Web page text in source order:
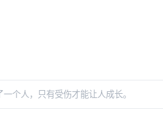
个人，只有受伤才能让人成长。